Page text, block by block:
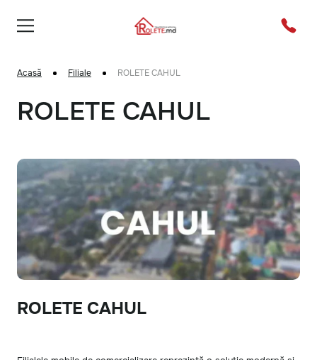
Acasă Filiale ROLETE CAHUL
ROLETE CAHUL
ROLETE CAHUL